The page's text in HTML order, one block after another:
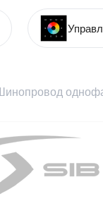
Шинопровод